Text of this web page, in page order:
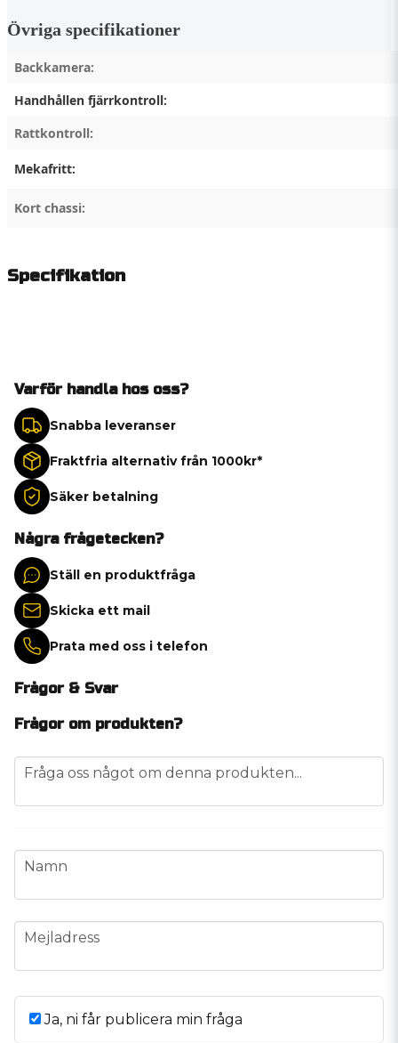
Övriga specifikationer
Backkamera:
Handhållen fjärrkontroll:
Rattkontroll:
Mekafritt:
Kort chassi:
Specifikation
Varför handla hos oss?
Snabba leveranser
Fraktfria alternativ från 1000kr*
Säker betalning
Några frågetecken?
Ställ en produktfråga
Skicka ett mail
Prata med oss i telefon
Frågor & Svar
Frågor om produkten?
question
Fråga oss något om denna produkten...
name
Namn
email
Mejladress
Ja, ni får publicera min fråga